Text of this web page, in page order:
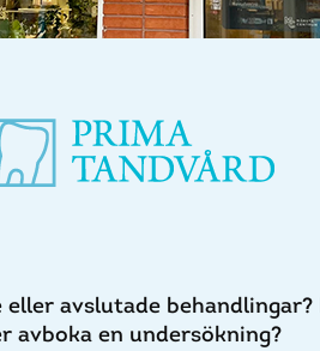
avslutade
avboka en undersökning?